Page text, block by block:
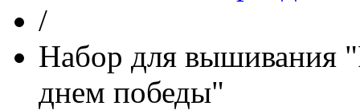
/
Набор для вышивания
днем победы"